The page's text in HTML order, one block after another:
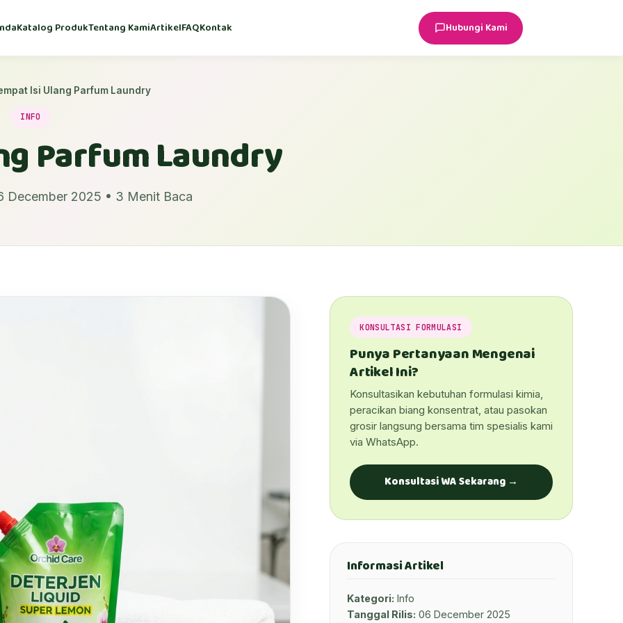
Katalog ProdukTentang KamiArtikelFAQKontak Hubungi Kami
Isi Ulang Parfum Laundry
INFO
Parfum Laundry
December 2025 • 3 Menit Baca
KONSULTASI FORMULASI
Punya Pertanyaan Mengenai
Artikel Ini?
Konsultasikan kebutuhan formulasi kimia,
peracikan biang konsentrat, atau pasokan
grosir langsung bersama tim spesialis kami
via WhatsApp.
Konsultasi WA Sekarang →
Informasi Artikel
Kategori: Info
Tanggal Rilis: 06 December 2025